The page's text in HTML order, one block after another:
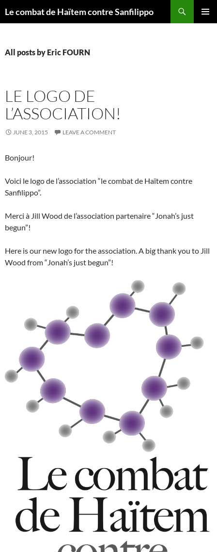
toLe combat de Haïtem contre Sanfilippo
All posts by Eric FOURN
LE LOGO DE
L’ASSOCIATION!
JUNE 3, 2015 LEAVE A COMMENT
Bonjour!
Voici le logo de l’association “le combat de Haïtem contre
Sanfilippo”.
Merci à Jill Wood de l’association partenaire “Jonah’s just
begun”!
Here is our new logo for the association. A big thank you to Jill
Wood from “Jonah’s just begun”!